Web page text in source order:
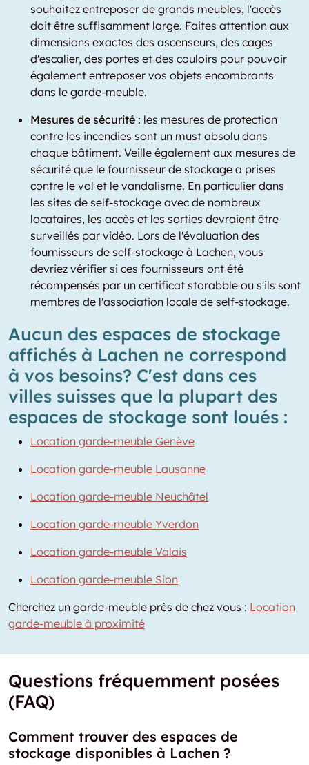
souhaitez entreposer de grands meubles, l'accès
doit être suffisamment large. Faites attention aux
dimensions exactes des ascenseurs, des cages
d'escalier, des portes et des couloirs pour pouvoir
également entreposer vos objets encombrants
dans le garde-meuble.
Mesures de sécurité : les mesures de protection
contre les incendies sont un must absolu dans
chaque bâtiment. Veille également aux mesures de
sécurité que le fournisseur de stockage a prises
contre le vol et le vandalisme. En particulier dans
les sites de self-stockage avec de nombreux
locataires, les accès et les sorties devraient être
surveillés par vidéo. Lors de l'évaluation des
fournisseurs de self-stockage à Lachen, vous
devriez vérifier si ces fournisseurs ont été
récompensés par un certificat storabble ou s'ils sont
membres de l'association locale de self-stockage.
Aucun des espaces de stockage
affichés à Lachen ne correspond
à vos besoins? C'est dans ces
villes suisses que la plupart des
espaces de stockage sont loués :
Location garde-meuble Genève
Location garde-meuble Lausanne
Location garde-meuble Neuchâtel
Location garde-meuble Yverdon
Location garde-meuble Valais
Location garde-meuble Sion
Cherchez un garde-meuble près de chez vous : Location
garde-meuble à proximité
Questions fréquemment posées
(FAQ)
Comment trouver des espaces de
stockage disponibles à Lachen ?